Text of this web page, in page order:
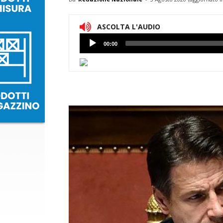
ASCOLTA L'AUDIO
Lettore
Audio
00:00